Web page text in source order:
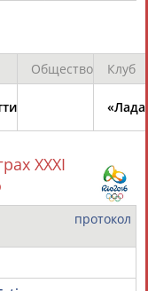
inform@infosport.ru
Общество Клуб
XXXI
протокол